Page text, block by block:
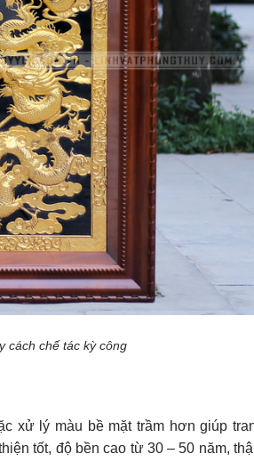
cách chế tác kỳ công
xử lý màu bề mặt trầm hơn giúp
tốt, độ bền cao từ 30 – 50 năm,